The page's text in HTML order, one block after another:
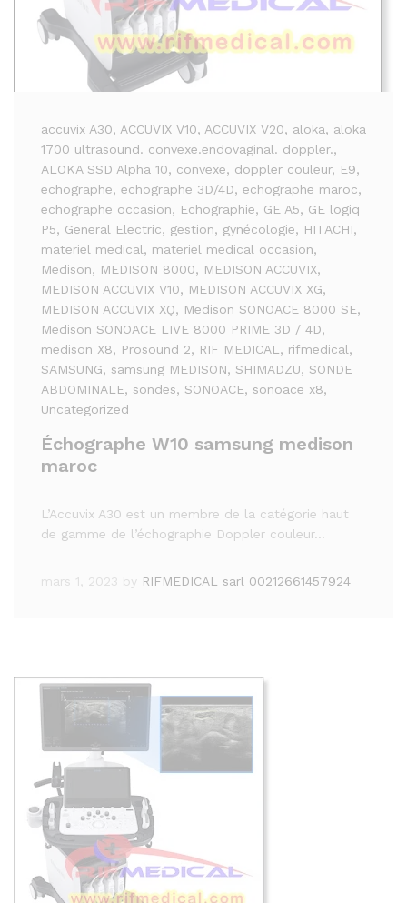
accuvix A30, ACCUVIX V10, ACCUVIX V20, aloka, aloka
1700 ultrasound. convexe.endovaginal. doppler.,
ALOKA SSD Alpha 10, convexe, doppler couleur, E9,
echographe, echographe 3D/4D, echographe maroc,
echographe occasion, Echographie, GE A5, GE logiq
P5, General Electric, gestion, gynécologie, HITACHI,
materiel medical, materiel medical occasion,
Medison, MEDISON 8000, MEDISON ACCUVIX,
MEDISON ACCUVIX V10, MEDISON ACCUVIX XG,
MEDISON ACCUVIX XQ, Medison SONOACE 8000 SE,
Medison SONOACE LIVE 8000 PRIME 3D / 4D,
medison X8, Prosound 2, RIF MEDICAL, rifmedical,
SAMSUNG, samsung MEDISON, SHIMADZU, SONDE
ABDOMINALE, sondes, SONOACE, sonoace x8,
Uncategorized
Échographe W10 samsung medison
maroc
L’Accuvix A30 est un membre de la catégorie haut
de gamme de l’échographie Doppler couleur…
mars 1, 2023 by RIFMEDICAL sarl 00212661457924